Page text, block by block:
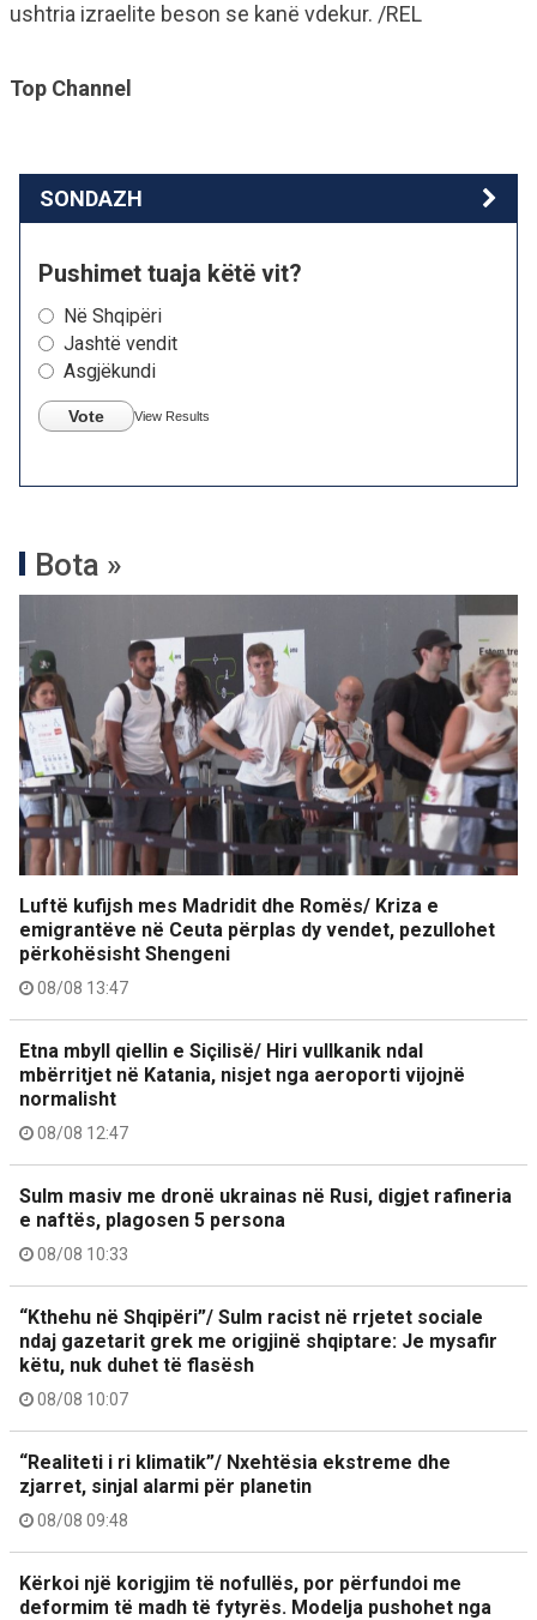
ushtria izraelite beson se kanë vdekur. /REL
Top Channel
SONDAZH
Pushimet tuaja këtë vit?
Në Shqipëri
Jashtë vendit
Asgjëkundi
Vote View Results
Bota »
Luftë kufijsh mes Madridit dhe Romës/ Kriza e
emigrantëve në Ceuta përplas dy vendet, pezullohet
përkohësisht Shengeni
08/08 13:47
Etna mbyll qiellin e Siçilisë/ Hiri vullkanik ndal
mbërritjet në Katania, nisjet nga aeroporti vijojnë
normalisht
08/08 12:47
Sulm masiv me dronë ukrainas në Rusi, digjet rafineria
e naftës, plagosen 5 persona
08/08 10:33
“Kthehu në Shqipëri”/ Sulm racist në rrjetet sociale
ndaj gazetarit grek me origjinë shqiptare: Je mysafir
këtu, nuk duhet të flasësh
08/08 10:07
“Realiteti i ri klimatik”/ Nxehtësia ekstreme dhe
zjarret, sinjal alarmi për planetin
08/08 09:48
Kërkoi një korigjim të nofullës, por përfundoi me
deformim të madh të fytyrës. Modelja pushohet nga